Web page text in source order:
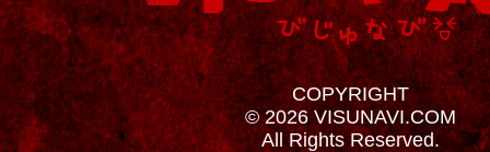
COPYRIGHT
© 2026 VISUNAVI.COM
All Rights Reserved.